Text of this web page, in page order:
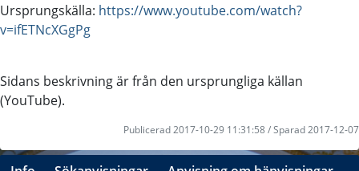
Ursprungskälla: https://www.youtube.com/watch?
v=ifETNcXGgPg
Sidans beskrivning är från den ursprungliga källan
(YouTube).
Publicerad 2017-10-29 11:31:58 / Sparad 2017-12-07